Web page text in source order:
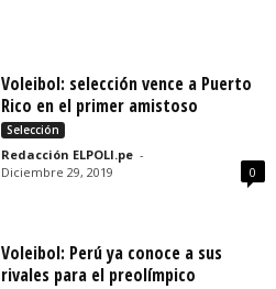
Voleibol: selección vence a Puerto
Rico en el primer amistoso
Selección
Redacción ELPOLI.pe -
Diciembre 29, 2019
0
Voleibol: Perú ya conoce a sus
rivales para el preolímpico